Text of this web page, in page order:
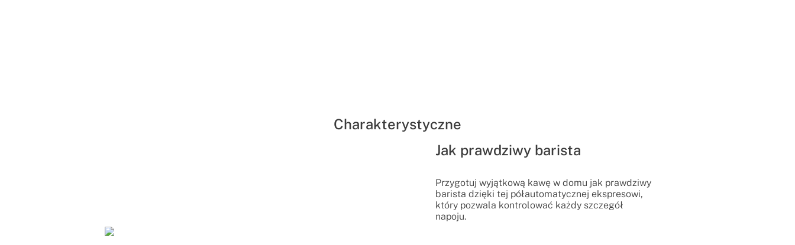
Charakterystyczne
Jak prawdziwy barista
Przygotuj wyjątkową kawę w domu jak prawdziwy
barista dzięki tej półautomatycznej ekspresowi,
który pozwala kontrolować każdy szczegół
napoju.